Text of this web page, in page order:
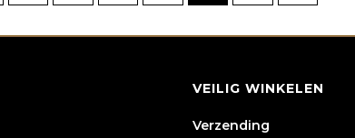
VEILIG WINKELEN
Verzending